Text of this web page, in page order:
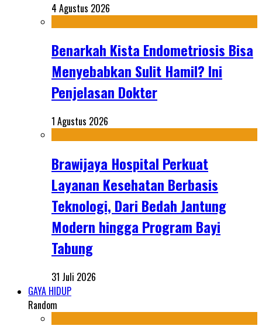
4 Agustus 2026
Benarkah Kista Endometriosis Bisa
Menyebabkan Sulit Hamil? Ini
Penjelasan Dokter
1 Agustus 2026
Brawijaya Hospital Perkuat
Layanan Kesehatan Berbasis
Teknologi, Dari Bedah Jantung
Modern hingga Program Bayi
Tabung
31 Juli 2026
GAYA HIDUP
Random